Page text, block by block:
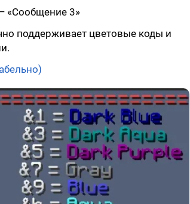
«Сообщение 3»
поддерживает цветовые коды и